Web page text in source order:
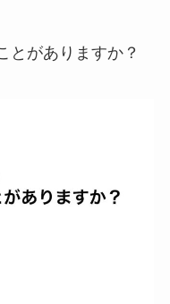
とがありますか？